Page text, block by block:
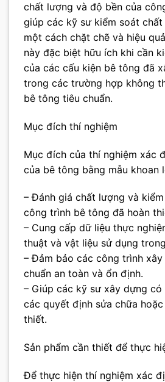
chất lượng và độ bền của
giúp các kỹ sư kiểm soát
một cách chặt chẽ và hiệu
này đặc biệt hữu ích khi cần
của các cấu kiện bê tông đã
trong các trường hợp không
bê tông tiêu chuẩn.
Mục đích thí nghiệm
Mục đích của thí nghiệm xác
của bê tông bằng mẫu khoan
– Đánh giá chất lượng và
công trình bê tông đã hoàn
– Cung cấp dữ liệu thực
thuật và vật liệu sử dụng
– Đảm bảo các công trình
chuẩn an toàn và ổn định.
– Giúp các kỹ sư xây dựng
các quyết định sửa chữa
thiết.
Sản phẩm cần thiết để thực
Để thực hiện thí nghiệm xác